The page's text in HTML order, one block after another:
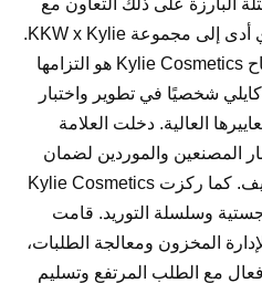
البارزة على ذلك التعاون مع
شقيقتها كيم كارداشيان، والذي أدى إلى مجموعة KKW x Kylie.
كان أحد الجوانب الرئيسية لنجاح Kylie Cosmetics هو التزامها
شخصيًا في تطوير واختبار
العالية. دخلت العلامة
المصنعين والموردين لضمان
جودة المكونات والتعبئة والتغليف. كما ركزت Kylie Cosmetics
وسلسلة التوريد. قامت
المخزون ومعالجة الطلبات،
مع الطلب المرتفع وتسليم